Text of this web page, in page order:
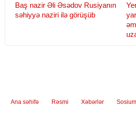
Baş nazir Əli Əsədov Rusiyanın
səhiyyə naziri ilə görüşüb
Ana səhifə Rəsmi Xəbərlər Sosium